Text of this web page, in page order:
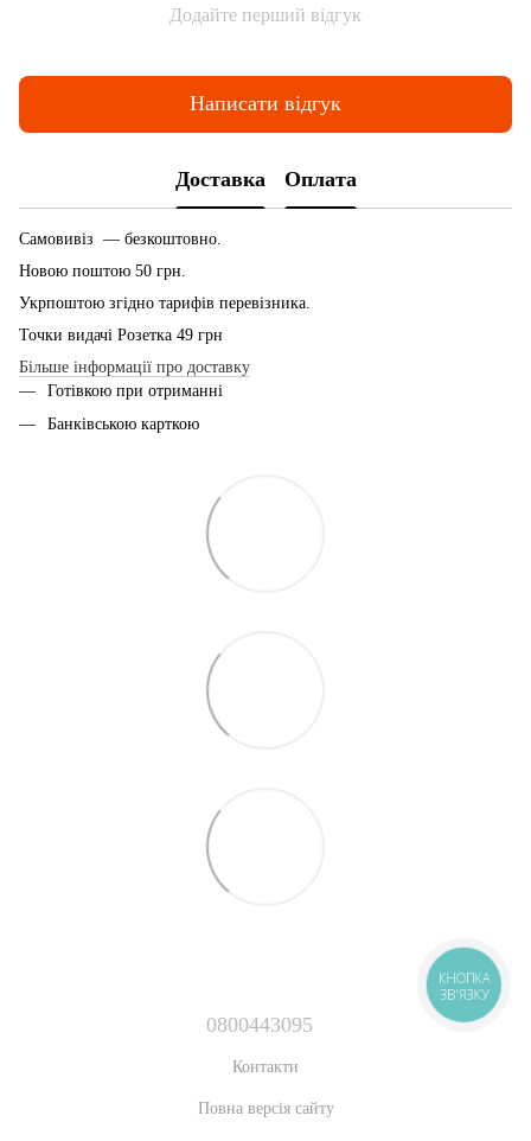
Додайте перший відгук
Написати відгук
Доставка Оплата
Самовивіз — безкоштовно.
Новою поштою 50 грн.
Укрпоштою згідно тарифів перевізника.
Точки видачі Розетка 49 грн
Більше інформації про доставку
Готівкою при отриманні
Банківською карткою
0800443095
Контакти
Повна версія сайту
КНОПКА
ЗВ'ЯЗКУ